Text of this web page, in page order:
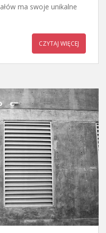
ma swoje unikalne
CZYTAJ WIĘCEJ